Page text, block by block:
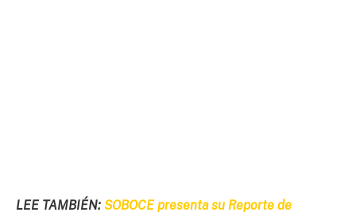
LEE TAMBIÉN: SOBOCE presenta su Reporte de